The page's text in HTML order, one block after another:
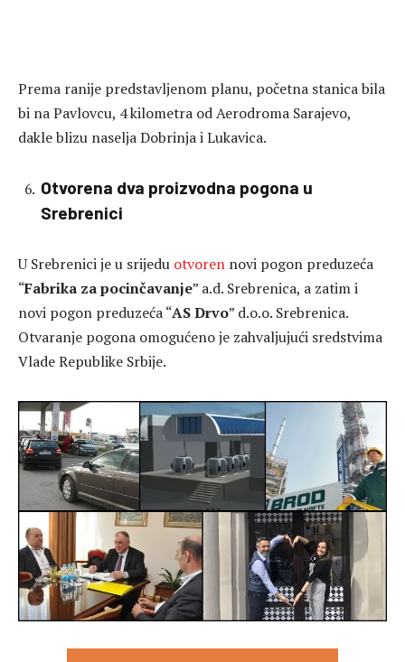
Prema ranije predstavljenom planu, početna stanica bila
bi na Pavlovcu, 4 kilometra od Aerodroma Sarajevo,
dakle blizu naselja Dobrinja i Lukavica.
Otvorena dva proizvodna pogona u
Srebrenici
U Srebrenici je u srijedu otvoren novi pogon preduzeća
“Fabrika za pocinčavanje” a.d. Srebrenica, a zatim i
novi pogon preduzeća “AS Drvo” d.o.o. Srebrenica.
Otvaranje pogona omogućeno je zahvaljujući sredstvima
Vlade Republike Srbije.